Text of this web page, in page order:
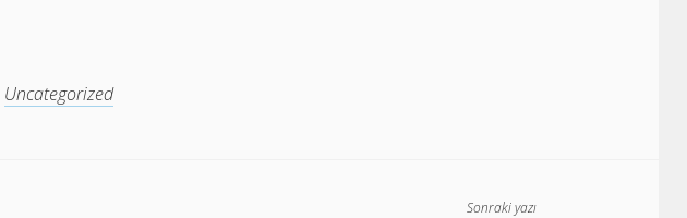
Uncategorized
Sonraki yazı